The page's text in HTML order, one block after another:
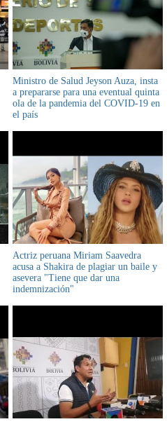
Ministro de Salud Jeyson Auza, insta
a prepararse para una eventual quinta
ola de la pandemia del COVID-19 en
el país
Actriz peruana Miriam Saavedra
acusa a Shakira de plagiar un baile y
asevera "Tiene que dar una
indemnización"